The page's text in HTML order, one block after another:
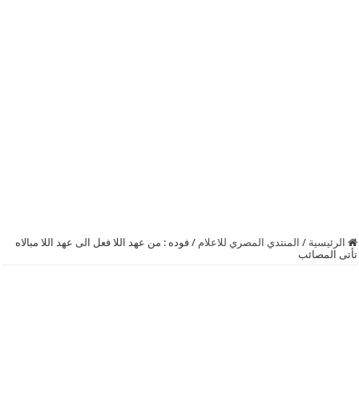
الرئيسية / المنتدي المصري للاعلام / فوده : من عهد اللا فعل الى عهد اللا مبالاه
تأتى المصائب